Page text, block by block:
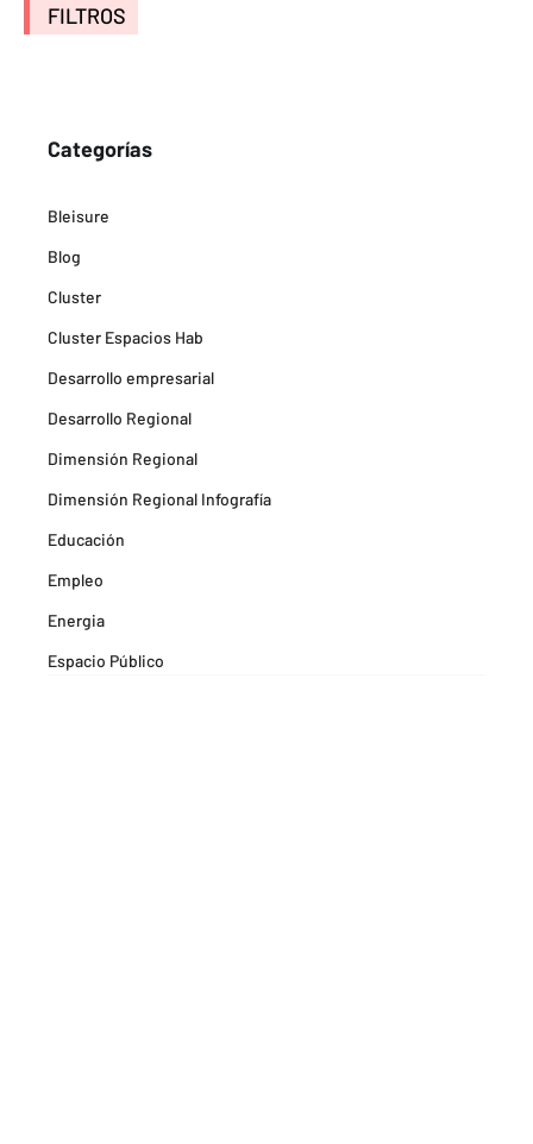
FILTROS
Categorías
Bleisure
Blog
Cluster
Cluster Espacios Hab
Desarrollo empresarial
Desarrollo Regional
Dimensión Regional
Dimensión Regional Infografía
Educación
Empleo
Energia
Espacio Público